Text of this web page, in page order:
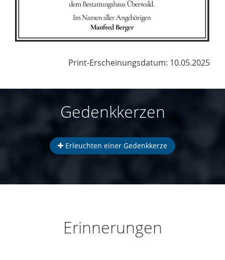
Print-Erscheinungsdatum: 10.05.2025
Gedenkkerzen
Erleuchten einer Gedenkkerze
Erinnerungen